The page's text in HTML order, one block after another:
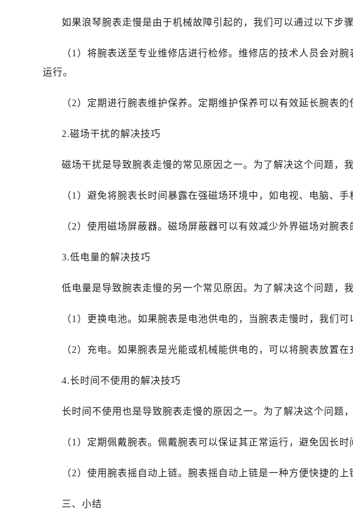
如果浪琴腕表走慢是由于机械故障引起的，我们可以通过以下步骤
（1）将腕表送至专业维修店进行检修。维修店的技术人员会对
运行。
（2）定期进行腕表维护保养。定期维护保养可以有效延长腕表
2.磁场干扰的解决技巧
磁场干扰是导致腕表走慢的常见原因之一。为了解决这个问题，
（1）避免将腕表长时间暴露在强磁场环境中，如电视、电脑、手
（2）使用磁场屏蔽器。磁场屏蔽器可以有效减少外界磁场对腕表
3.低电量的解决技巧
低电量是导致腕表走慢的另一个常见原因。为了解决这个问题，
（1）更换电池。如果腕表是电池供电的，当腕表走慢时，我们
（2）充电。如果腕表是光能或机械能供电的，可以将腕表放置
4.长时间不使用的解决技巧
长时间不使用也是导致腕表走慢的原因之一。为了解决这个问题
（1）定期佩戴腕表。佩戴腕表可以保证其正常运行，避免因长时
（2）使用腕表摇自动上链。腕表摇自动上链是一种方便快捷的
三、小结